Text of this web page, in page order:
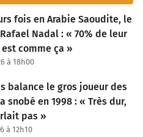
fois en Arabie Saoudite, le
Nadal : « 70% de leur
comme ça »
à 18h00
balance le gros joueur des
snobé en 1998 : « Très dur,
pas »
à 12h10